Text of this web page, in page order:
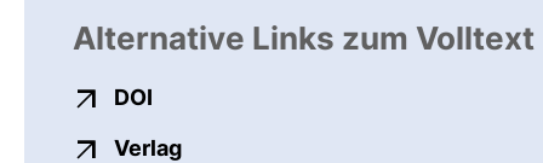
Alternative Links zum Volltext
DOI
Verlagexterner Link, öffnet neues